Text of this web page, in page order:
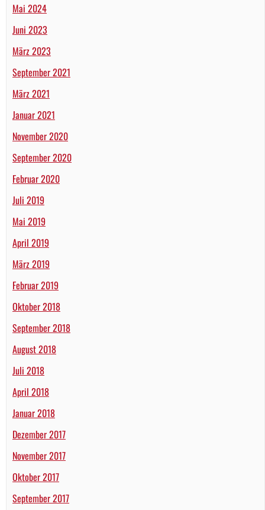
Mai 2024
Juni 2023
März 2023
September 2021
März 2021
Januar 2021
November 2020
September 2020
Februar 2020
Juli 2019
Mai 2019
April 2019
März 2019
Februar 2019
Oktober 2018
September 2018
August 2018
Juli 2018
April 2018
Januar 2018
Dezember 2017
November 2017
Oktober 2017
September 2017